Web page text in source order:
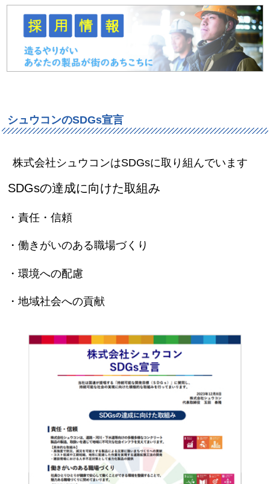
シュウコンのSDGs宣言
株式会社シュウコンはSDGsに取り組んでいます
SDGsの達成に向けた取組み
・責任・信頼
・働きがいのある職場づくり
・環境への配慮
・地域社会への貢献